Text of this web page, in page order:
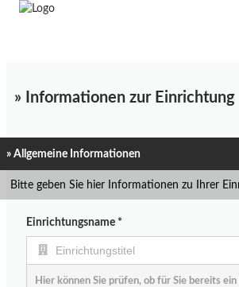
» Informationen zur Einrichtung
» Allgemeine Informationen
Bitte geben Sie hier Informationen zu Ihrer
Einrichtungsname *
Hier können Sie prüfen, ob für Sie bereits